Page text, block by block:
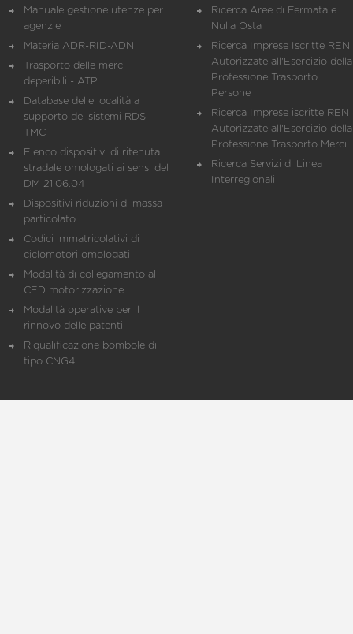
Manuale gestione utenze per
agenzie
Materia ADR-RID-ADN
Trasporto delle merci
deperibili - ATP
Database delle località a
supporto dei sistemi RDS
TMC
Elenco dispositivi di ritenuta
stradale omologati ai sensi del
DM 21.06.04
Dispositivi riduzioni di massa
particolato
Codici immatricolativi di
ciclomotori omologati
Modalità di collegamento al
CED motorizzazione
Modalità operative per il
rinnovo delle patenti
Riqualificazione bombole di
tipo CNG4
Ricerca Aree di Fermata e
Nulla Osta
Ricerca Imprese Iscritte REN
Autorizzate all'Esercizio della
Professione Trasporto
Persone
Ricerca Imprese iscritte REN
Autorizzate all'Esercizio della
Professione Trasporto Merci
Ricerca Servizi di Linea
Interregionali